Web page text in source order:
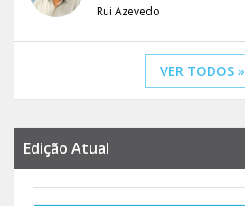
Rui Azevedo
VER TODOS »
Edição Atual